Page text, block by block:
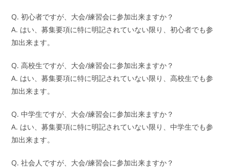
Q. 初心者ですが、大会/練習会に参加出来ますか？
A. はい、募集要項に特に明記されていない限り、初心者でも参
加出来ます。
Q. 高校生ですが、大会/練習会に参加出来ますか？
A. はい、募集要項に特に明記されていない限り、高校生でも参
加出来ます。
Q. 中学生ですが、大会/練習会に参加出来ますか？
A. はい、募集要項に特に明記されていない限り、中学生でも参
加出来ます。
Q. 社会人ですが、大会/練習会に参加出来ますか？